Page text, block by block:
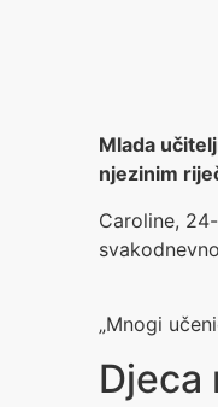
Mlada
njezinim
Caroline,
„Mnogi
Djeca